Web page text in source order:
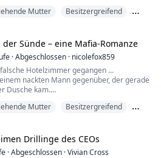
noch einmal umzudrehen, trug seinen
Rüstung und ließ Emily allein zurück, mit
der sie niemals entkommen würde. Drei
zerrt das Schic...
Mutter
Besitzergreifend
der Sünde – eine Mafia-Romanze
·Abgeschlossen · nicolefox859
Hotelzimmer gegangen …
nackten Mann gegenüber, der gerade
Dusche kam.
halb zur Tür …
das, was ich zu verbergen versuchte.
Mutter
Besitzergreifend
Drillinge des CEOs
·Abgeschlossen ·Vivian Cross